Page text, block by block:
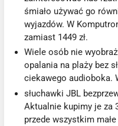
śmiało używać go
wyjazdów. W
zamiast 1449 zł.
Wiele osób nie
opalania na plaży bez
ciekawego audioboka.
słuchawki JBL
Aktualnie kupimy je za
przede wszystkim